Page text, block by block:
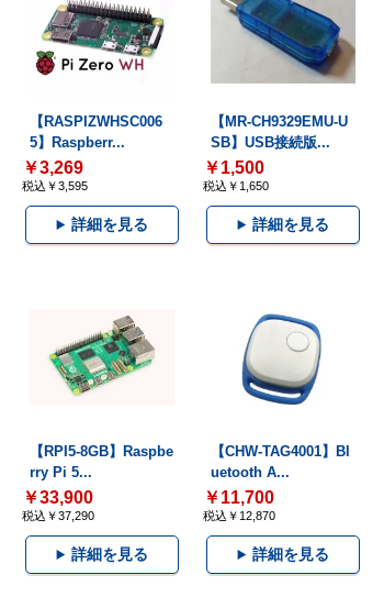
【RASPIZWHSC006
5】Raspberr...
￥3,269
税込￥3,595
詳細を見る
【MR-CH9329EMU-U
SB】USB接続版...
￥1,500
税込￥1,650
詳細を見る
【RPI5-8GB】Raspbe
rry Pi 5...
￥33,900
税込￥37,290
詳細を見る
【CHW-TAG4001】Bl
uetooth A...
￥11,700
税込￥12,870
詳細を見る